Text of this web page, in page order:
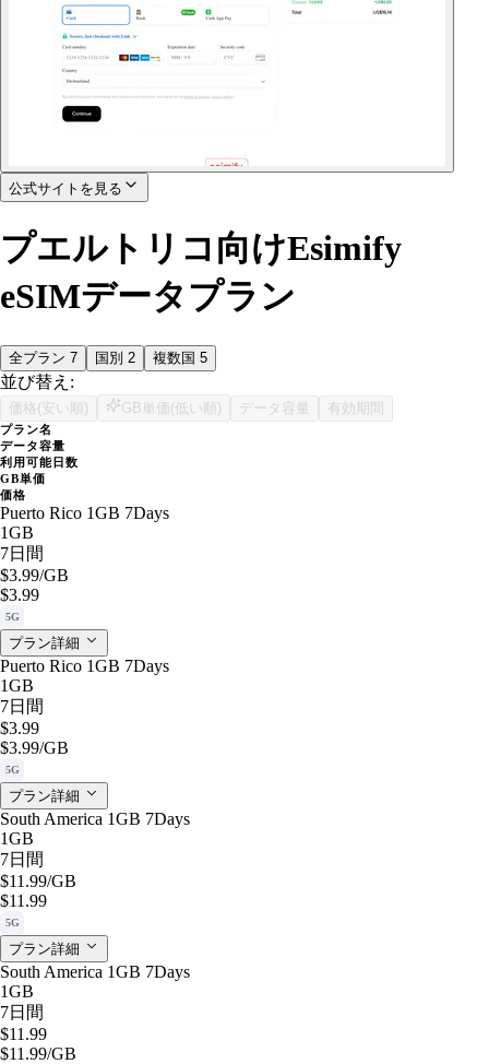
公式サイトを見る
プエルトリコ向けEsimify
eSIMデータプラン
全プラン 7 国別 2 複数国 5
並び替え:
価格(安い順) GB単価(低い順) データ容量 有効期間
プラン名
データ容量
利用可能日数
GB単価
価格
Puerto Rico 1GB 7Days
1GB
7日間
$3.99/GB
$3.99
5G
プラン詳細
Puerto Rico 1GB 7Days
1GB
7日間
$3.99
$3.99/GB
5G
プラン詳細
South America 1GB 7Days
1GB
7日間
$11.99/GB
$11.99
5G
プラン詳細
South America 1GB 7Days
1GB
7日間
$11.99
$11.99/GB